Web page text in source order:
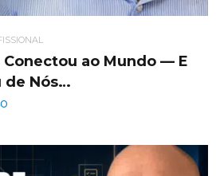
ao Mundo — E
de Nós…